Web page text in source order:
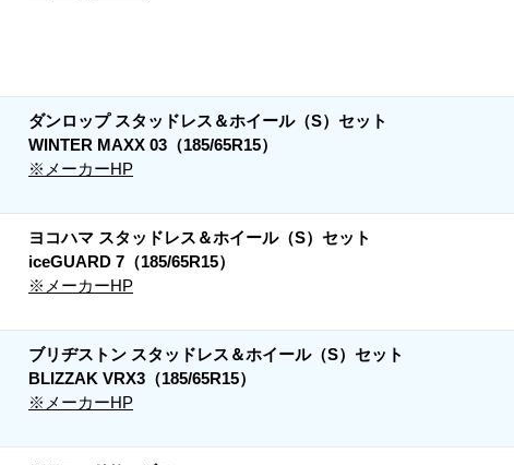
ダンロップ スタッドレス＆ホイール（S）セット
WINTER MAXX 03 （185/65R15）
※メーカーHP
ヨコハマ スタッドレス＆ホイール（S）セット
iceGUARD 7 （185/65R15）
※メーカーHP
ブリヂストン スタッドレス＆ホイール（S）セット
BLIZZAK VRX3 （185/65R15）
※メーカーHP